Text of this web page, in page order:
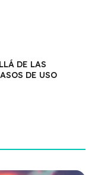
DE LAS
DE USO